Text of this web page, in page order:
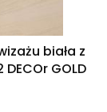
biała z
GOLD